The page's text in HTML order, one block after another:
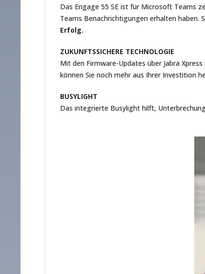
Das Engage 55 SE ist für Microsoft Teams
Teams Benachrichtigungen erhalten haben.
Erfolg.
ZUKUNFTSSICHERE TECHNOLOGIE
Mit den Firmware-Updates über Jabra
können Sie noch mehr aus Ihrer Investition
BUSYLIGHT
Das integrierte Busylight hilft,